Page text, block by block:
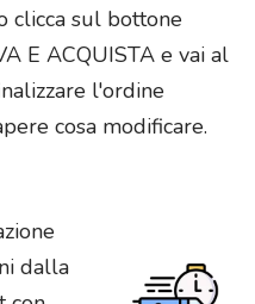
clicca sul bottone
E ACQUISTA e vai al
l'ordine
cosa modificare.
dalla